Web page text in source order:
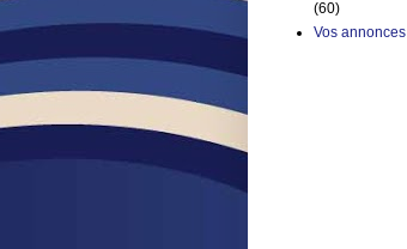
(60)
Vos annonces